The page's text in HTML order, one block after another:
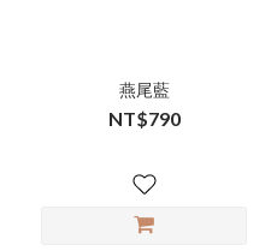
燕尾藍
NT$790